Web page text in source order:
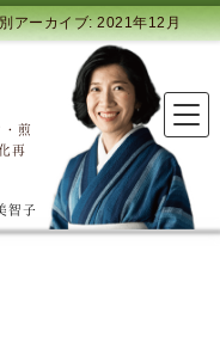
アーカイブ: 2021年12月
煎
再
智子